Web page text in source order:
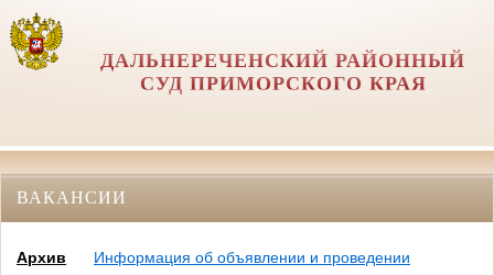
ДАЛЬНЕРЕЧЕНСКИЙ РАЙОННЫЙ
СУД ПРИМОРСКОГО КРАЯ
ВАКАНСИИ
Архив
Информация об объявлении и проведении